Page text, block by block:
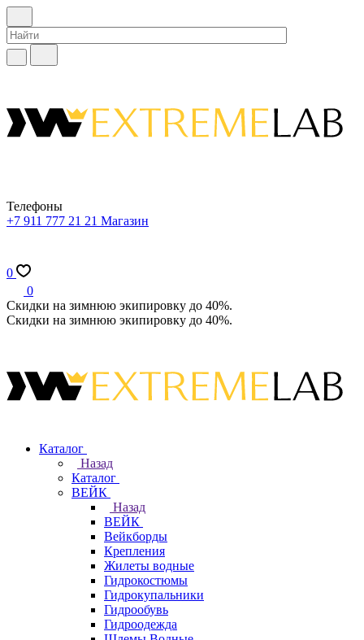
Телефоны
+7 911 777 21 21 Магазин
0
0
Скидки на зимнюю экипировку до 40%.
Скидки на зимнюю экипировку до 40%.
Каталог
Назад
Каталог
ВЕЙК
Назад
ВЕЙК
Вейкборды
Крепления
Жилеты водные
Гидрокостюмы
Гидрокупальники
Гидрообувь
Гидроодежда